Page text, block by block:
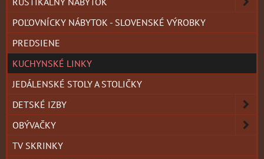
POĽOVNÍCKY NÁBYTOK - SLOVENSKÉ VÝROBKY
PREDSIENE
KUCHYNSKÉ LINKY
JEDÁLENSKÉ STOLY A STOLIČKY
DETSKÉ IZBY
OBÝVAČKY
TV SKRINKY